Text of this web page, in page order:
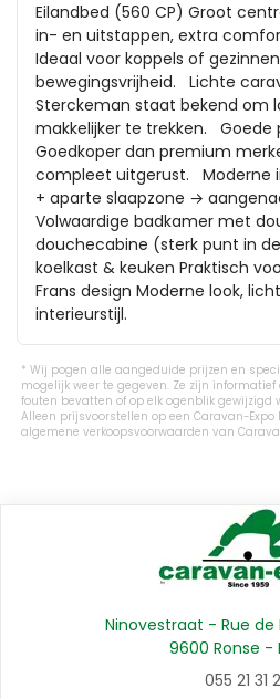
Eilandbed (560 CP) Groot
in- en uitstappen, extra
Ideaal voor koppels of
bewegingsvrijheid.   Lichte
Sterckeman staat bekend om
makkelijker te trekken.   Goede
Goedkoper dan premium
compleet uitgerust.   Moderne
+ aparte slaapzone →
Volwaardige badkamer met
douchecabine (sterk punt in
koelkast & keuken Praktisch
Frans design Moderne look,
interieurstijl.
Wij pogen alle aangeduide prijzen en
mogelijk weer te gegeven. Ze zijn
fouten bevatten of op elk ogenblik gewijzigd
Alleen prijsvoorstellen op een Caravan-
algemene verkoopsvoorwaarden van
Ninovestraat - Rue de
9600 Ronse -
055 21 31